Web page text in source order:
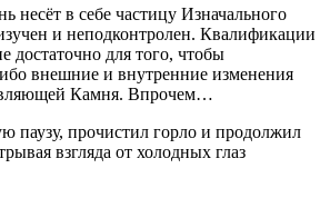
несёт в себе частицу Изначального
и неподконтролен. Квалификации
достаточно для того, чтобы
внешние и внутренние изменения
Камня. Впрочем…
паузу, прочистил горло и продолжил
взгляда от холодных глаз